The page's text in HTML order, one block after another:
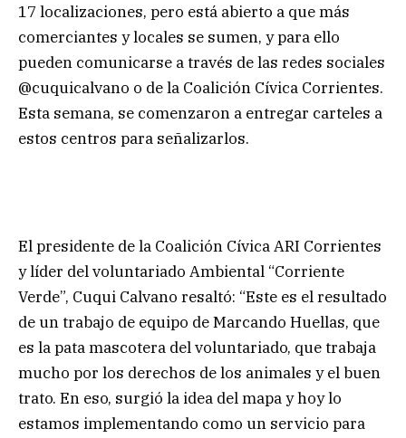
17 localizaciones, pero está abierto a que más
comerciantes y locales se sumen, y para ello
pueden comunicarse a través de las redes sociales
@cuquicalvano o de la Coalición Cívica Corrientes.
Esta semana, se comenzaron a entregar carteles a
estos centros para señalizarlos.
El presidente de la Coalición Cívica ARI Corrientes
y líder del voluntariado Ambiental “Corriente
Verde”, Cuqui Calvano resaltó: “Este es el resultado
de un trabajo de equipo de Marcando Huellas, que
es la pata mascotera del voluntariado, que trabaja
mucho por los derechos de los animales y el buen
trato. En eso, surgió la idea del mapa y hoy lo
estamos implementando como un servicio para